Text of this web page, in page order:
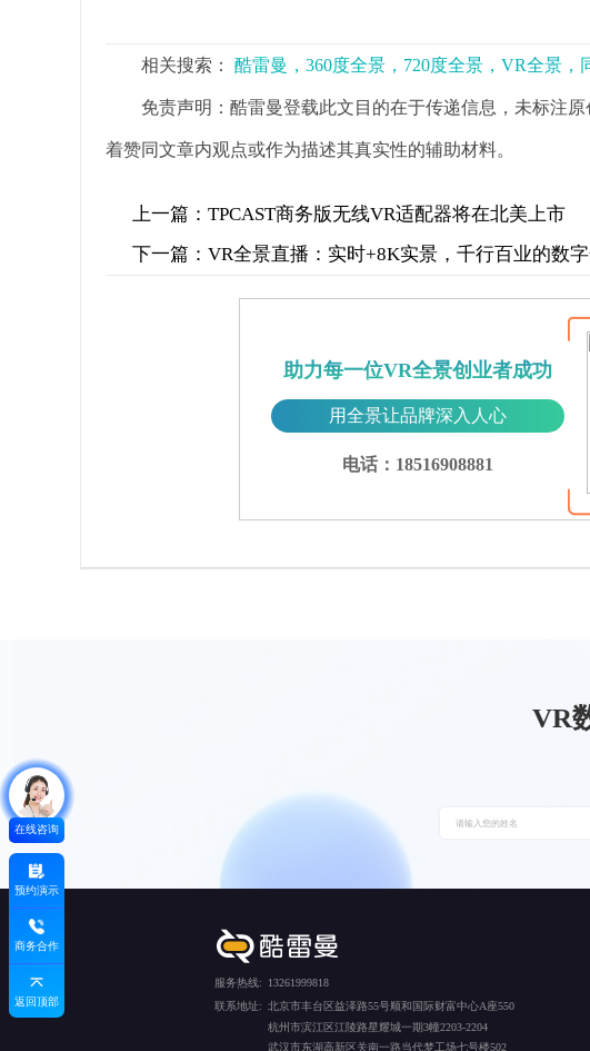
相关搜索： 酷雷曼，360度全景，720度全景，VR全景，
免责声明：酷雷曼登载此文目的在于传递信息，未标注
着赞同文章内观点或作为描述其真实性的辅助材料。
上一篇： TPCAST商务版无线VR适配器将在北美上市
下一篇： VR全景直播：实时+8K实景，千行百业的数
助力每一位VR全景创业者成功
用全景让品牌深入人心
电话：18516908881
在线咨询
预约演示
商务合作
返回顶部
VR
服务热线:
13261999818
联系地址: 北京市丰台区益泽路55号顺和国际财富中心A座550
杭州市滨江区江陵路星耀城一期3幢2203-2204
武汉市东湖高新区关南一路当代梦工场七号楼502